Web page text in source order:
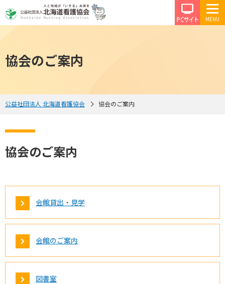
PCサ
協会のご案内
公益社団法人 北海道看護協会 協会のご案内
協会のご案内
会館貸出・見学
会館のご案内
図書室